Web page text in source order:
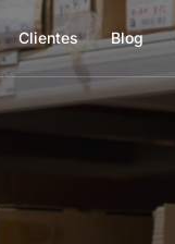
Clientes Blog